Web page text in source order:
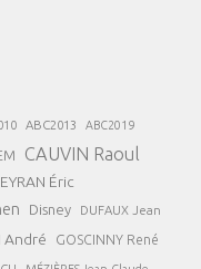
ABC2013 ABC2019
CAUVIN Raoul
Éric
Disney DUFAUX Jean
André GOSCINNY René